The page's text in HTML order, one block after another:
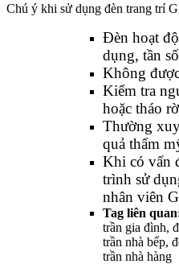
Chú ý khi sử dụng đèn trang trí
Đèn hoạt
dụng, tần
Không
Kiểm tra
hoặc tháo
Thường
quả thẩm
Khi có vấn
trình sử
nhân viên
Tag liên
trần gia đình,
trần nhà bếp,
trần nhà hàng